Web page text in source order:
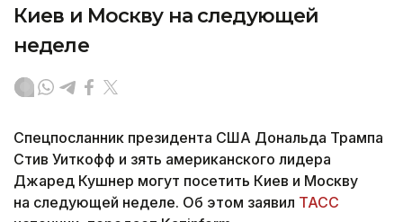
Киев и Москву на следующей
неделе
Спецпосланник президента США Дональда Трампа
Стив Уиткофф и зять американского лидера
Джаред Кушнер могут посетить Киев и Москву
на следующей неделе. Об этом заявил ТАСС